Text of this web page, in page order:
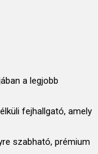
a legjobb
fejhallgató, amely
szabható, prémium